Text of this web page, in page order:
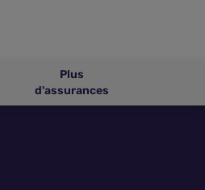
Plus
d'assurances